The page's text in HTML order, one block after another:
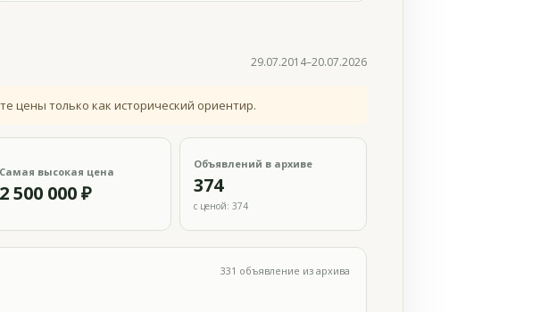
29.07.2014–20.07.2026
цены только как исторический ориентир.
Самая высокая цена
2 500 000 ₽
Объявлений в архиве
374
с ценой: 374
331 объявление из архива